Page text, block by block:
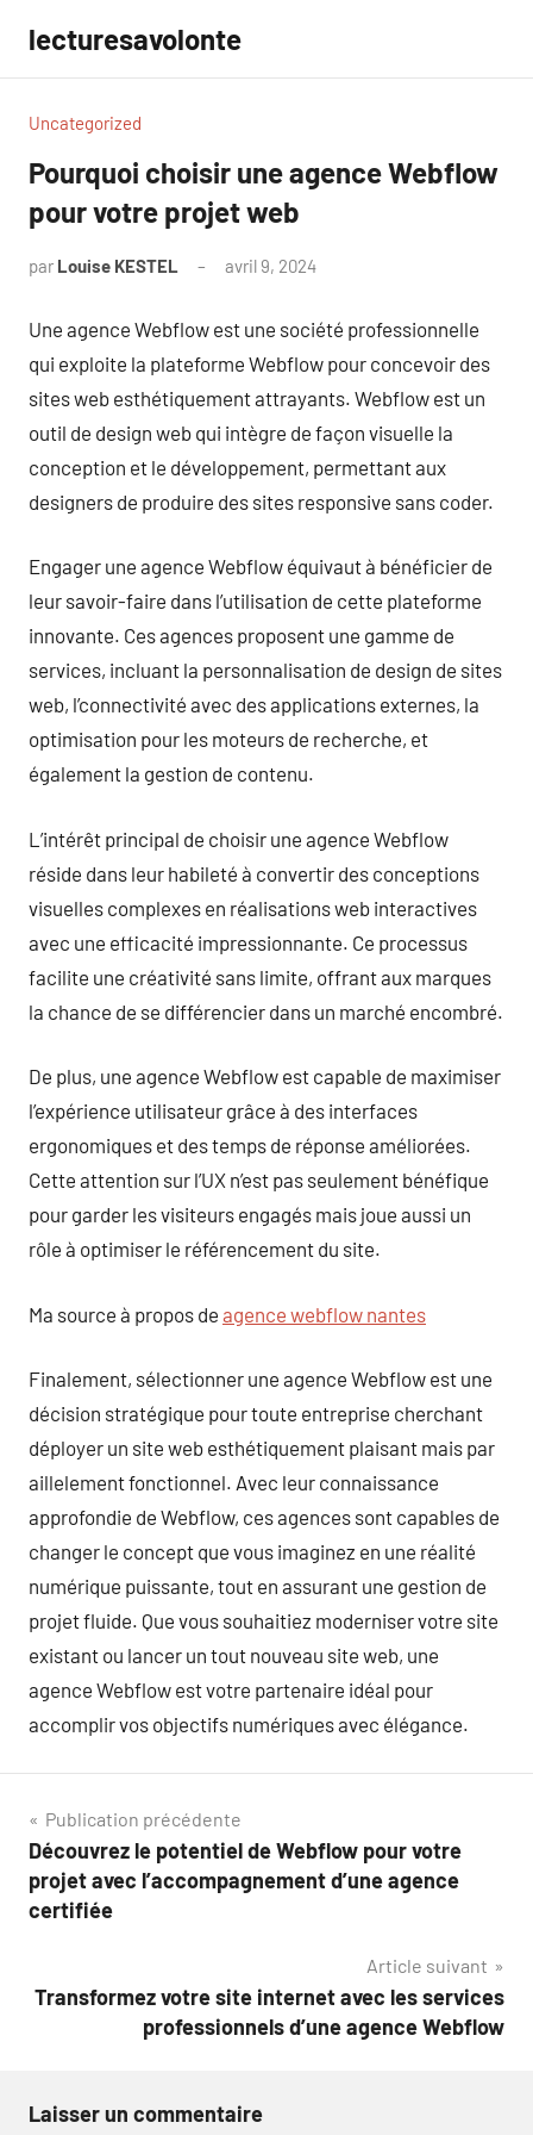
contenu
lecturesavolonte
Uncategorized
Pourquoi choisir une agence Webflow
pour votre projet web
par Louise KESTEL avril 9, 2024
Une agence Webflow est une société professionnelle
qui exploite la plateforme Webflow pour concevoir des
sites web esthétiquement attrayants. Webflow est un
outil de design web qui intègre de façon visuelle la
conception et le développement, permettant aux
designers de produire des sites responsive sans coder.
Engager une agence Webflow équivaut à bénéficier de
leur savoir-faire dans l’utilisation de cette plateforme
innovante. Ces agences proposent une gamme de
services, incluant la personnalisation de design de sites
web, l’connectivité avec des applications externes, la
optimisation pour les moteurs de recherche, et
également la gestion de contenu.
L’intérêt principal de choisir une agence Webflow
réside dans leur habileté à convertir des conceptions
visuelles complexes en réalisations web interactives
avec une efficacité impressionnante. Ce processus
facilite une créativité sans limite, offrant aux marques
la chance de se différencier dans un marché encombré.
De plus, une agence Webflow est capable de maximiser
l’expérience utilisateur grâce à des interfaces
ergonomiques et des temps de réponse améliorées.
Cette attention sur l’UX n’est pas seulement bénéfique
pour garder les visiteurs engagés mais joue aussi un
rôle à optimiser le référencement du site.
Ma source à propos de agence webflow nantes
Finalement, sélectionner une agence Webflow est une
décision stratégique pour toute entreprise cherchant
déployer un site web esthétiquement plaisant mais par
aillelement fonctionnel. Avec leur connaissance
approfondie de Webflow, ces agences sont capables de
changer le concept que vous imaginez en une réalité
numérique puissante, tout en assurant une gestion de
projet fluide. Que vous souhaitiez moderniser votre site
existant ou lancer un tout nouveau site web, une
agence Webflow est votre partenaire idéal pour
accomplir vos objectifs numériques avec élégance.
Navigation
de
l’article
Publication précédente
Découvrez le potentiel de Webflow pour votre
projet avec l’accompagnement d’une agence
certifiée
Article suivant
Transformez votre site internet avec les services
professionnels d’une agence Webflow
Laisser un commentaire